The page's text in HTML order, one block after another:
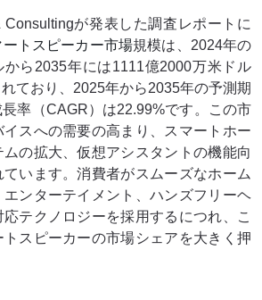
Consultingが発表した調査レポートに
トスピーカー市場規模は、2024年の
から2035年には1111億2000万米ドル
ており、2025年から2035年の予測期
率（CAGR）は22.99%です。この市
スへの需要の高まり、スマートホー
ムの拡大、仮想アシスタントの機能向
ています。消費者がスムーズなホーム
ンターテイメント、ハンズフリーヘ
テクノロジーを採用するにつれ、こ
スピーカーの市場シェアを大きく押